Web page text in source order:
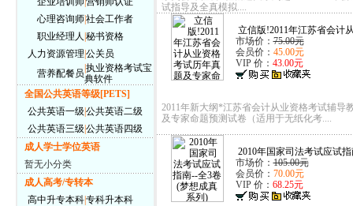
心理咨询师|社会工作者
职业经理人 秘书资格
人力资源管理 公关员
营养配餐员 执业资格考试宝
典软件
全国公共英语等级[PETS]
公共英语一级 公共英语二级
公共英语三级 公共英语四级
成人学士学位英语
暂无小分类
成人高考/专转本
高中升专本科|专科升本科
试指导及全真模拟....
立信版!2011年江苏省会计
市场价：75.00元
会员价： 45.00元
VIP 价： 43.00元
2011年新大纲*江苏省会计从业资格考试辅导
及专家命题预测试卷（适用于无纸化考....
2010年国家司法考试应试指
市场价：105.00元
会员价： 70.00元
VIP 价： 68.25元